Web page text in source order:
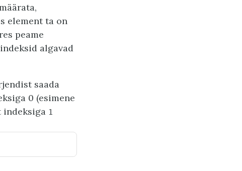
element ta on
peame
algavad
saada
0 (esimene
indeksiga 1